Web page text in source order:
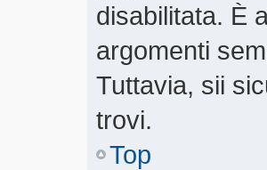
disabilitata. È
argomenti
Tuttavia, sii
trovi.
Top